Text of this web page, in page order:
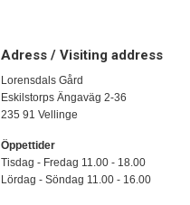
Adress / Visiting address
Lorensdals Gård
Eskilstorps Ängaväg 2-36
235 91 Vellinge
Öppettider
Tisdag - Fredag 11.00 - 18.00
Lördag - Söndag 11.00 - 16.00